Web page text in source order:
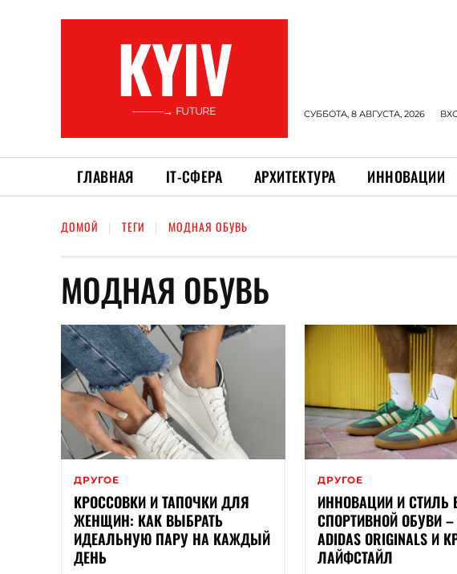
KYIV
———→ FUTURE СУББОТА, 8 АВГУСТА, 2026
ГЛАВНАЯ ІТ-СФЕРА АРХИТЕКТУРА ИННОВАЦИИ
ДОМОЙ ТЕГИ МОДНАЯ ОБУВЬ
МОДНАЯ ОБУВЬ
ДРУГОЕ
КРОССОВКИ И ТАПОЧКИ ДЛЯ
ЖЕНЩИН: КАК ВЫБРАТЬ
ИДЕАЛЬНУЮ ПАРУ НА КАЖДЫЙ
ДЕНЬ
ДРУГОЕ
ИННОВАЦИИ И СТИЛЬ
СПОРТИВНОЙ ОБУВИ –
ADIDAS ORIGINALS И
ЛАЙФСТАЙЛ